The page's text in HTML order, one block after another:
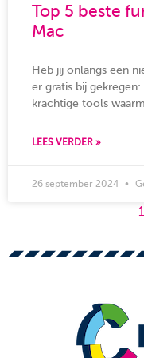
Top 5 beste
Mac
Heb jij onlangs een
er gratis bij
krachtige tools
LEES VERDER »
26 september 2024
1